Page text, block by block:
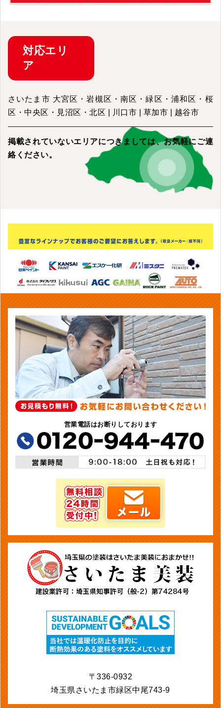
対応エリ
ア
さいたま市 大宮区・岩槻区・南区・緑区・浦和区・桜
区・中央区・見沼区・北区 | 川口市 | 草加市 | 越谷市
掲載されていないエリアにつきましては、お気軽にご連
絡ください。
営業電話はお断りしております
〒336-0932
埼玉県さいたま市緑区中尾743-9